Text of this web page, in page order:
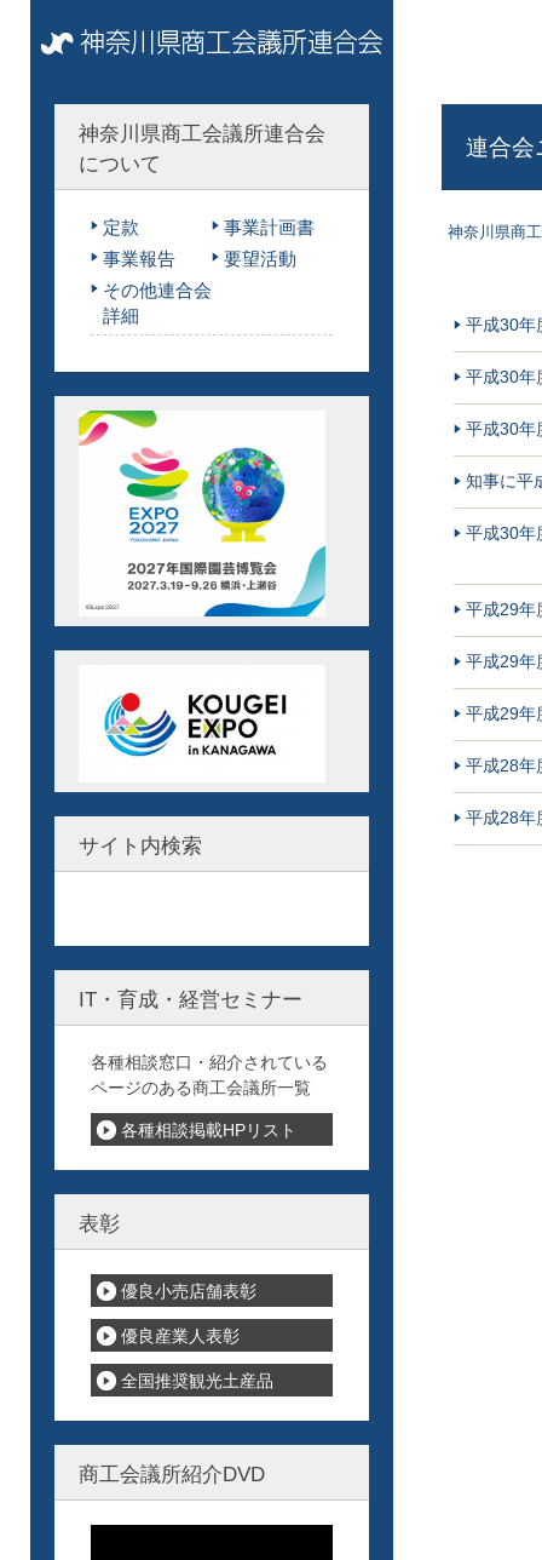
連合会
神奈川県商
平成30年
平成30年
平成30年
知事に平
平成30年
平成29年
平成29年
平成29年
平成28年
平成28年
神奈川県商工会議所連合会
について
定款
事業計画書
事業報告
要望活動
その他連合会
詳細
サイト内検索
IT・育成・経営セミナー
各種相談窓口・紹介されている
ページのある商工会議所一覧
各種相談掲載HPリスト
表彰
優良小売店舗表彰
優良産業人表彰
全国推奨観光土産品
商工会議所紹介DVD